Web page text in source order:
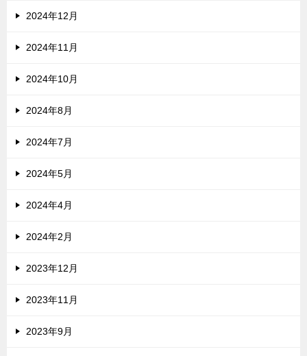
2024年12月
2024年11月
2024年10月
2024年8月
2024年7月
2024年5月
2024年4月
2024年2月
2023年12月
2023年11月
2023年9月